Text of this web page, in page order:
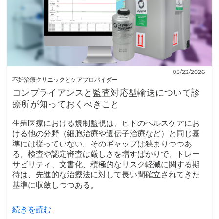
不妊治療クリニックとケアプロバイダー
05/22/2026
コンプライアンスと監査対応型輸送について診
療所が知っておくべきこと
生殖医療における規制監視は、ヒトのヘルスケアにお
ける他の分野（細胞治療や遺伝子治療など）と同じ基
準には従っていない。そのギャップは狭まりつつあ
る。検査や認定審査は厳しさを増すばかりで、トレー
サビリティ、文書化、積極的なリスク軽減に関する期
待は、先進的な治療法に対して長い間確立されてきた
基準に収斂しつつある。
続きを読む